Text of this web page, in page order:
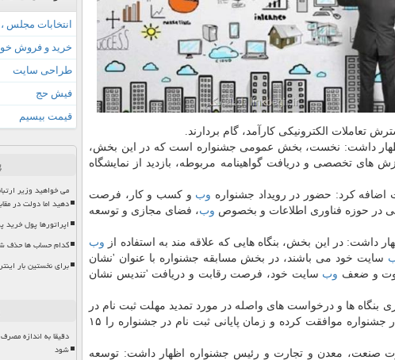
الكترونیكی كارآمد، گام بردارند.
داشت: نخست، بخش عمومی جشنواره است كه در این بخش،
های تخصصی و دریافت گواهینامه مربوطه، بازدید از نمایشگاه
كرد: حضور در رویداد جشنواره وب و كسب و كار، فرصت
در حوزه فناوری اطلاعات و بخصوص وب، فضای مجازی و توسعه
داشت: در این بخش، بنگاه هایی كه علاقه مند به استفاده از وب
سایت خود می باشند، در بخش مسابقه جشنواره با عنوان 'نشان
قوت و ضعف وب سایت خود، فرصت رقابت و دریافت 'تندیس نشان
ها و درخواست های واصله در مورد تمدید مهلت ثبت نام در
جشنواره، شورای سیاستگذاری جشنواره با تمدید پانزده روزه زمان ثبت نام در جشنواره موافقت كرده و زمان پایانی ثبت نام در جشنواره را ۱۵
صنعت، معدن و تجارت و رئیس جشنواره اظهار داشت: توسعه
انتخابات مجلس
خرید و فروش
طراحی سایت
فیش حج
قیمت بیسیم
می خواهید وزیر
دهید اما دولت در
اپراتورها پول
کدام حساب ها حذف
برای نخستین بار
دقیقا به اندازه
شود